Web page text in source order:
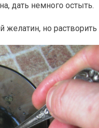
дать немного остыть.
но